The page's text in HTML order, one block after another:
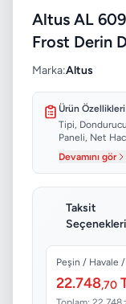
Altus AL
Frost Derin
Marka:Altus
Ürün
Tipi,
Paneli, Net
Devamını gör
Taksit
Seçenekleri
Peşin / Havale /
22.748,70